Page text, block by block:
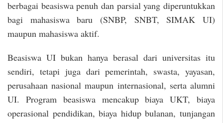
berbagai beasiswa penuh dan parsial yang diperuntukkan
bagi mahasiswa baru (SNBP, SNBT, SIMAK UI)
maupun mahasiswa aktif.
Beasiswa UI bukan hanya berasal dari universitas itu
sendiri, tetapi juga dari pemerintah, swasta, yayasan,
perusahaan nasional maupun internasional, serta alumni
UI. Program beasiswa mencakup biaya UKT, biaya
operasional pendidikan, biaya hidup bulanan, tunjangan